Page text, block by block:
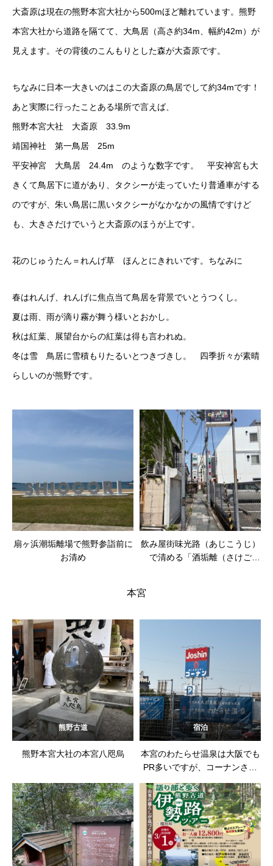
大斎原は現在の熊野本宮大社から500mほど離れています。熊野
本宮大社から道路を隔てて、大鳥居（高さ約34m、幅約42m）が
見えます。その背後のこんもりとした森が大斎原です。
ちなみに日本一大きいのはこの大斎原の鳥居でして約34mです！
あと実際に行ったことある場所で言えば、
熊野本宮大社 大斎原 33.9m
靖国神社 第一鳥居 25m
平安神宮 大鳥居 24.4m のような数字です。 平安神宮も大
きくて鳥居下に道があり、タクシーが走っていたり普通車がする
のですが、朱い鳥居に黒いタクシーがなかなかの風情ですけど
も、大きさだけでいうと大斎原のほうが上です。
花のじゅうたん＝れんげ草 ほんとにきれいです。ちなみに
春はれんげ、れんげに焦点当て鳥居を背景でいとうつくし。
夏は雨、雨が滴り霧が舞う様いとおかし。
秋は紅葉、展望台からの紅葉は得も言われぬ。
冬は雪 鳥居に雪積もりたるいとつきづきし。 四季折々が素晴
らしいのが熊野です。
扇ヶ浜潮垢離場で熊野参詣前に
お清め
飲み屋街味光路（あじこうじ）
で清める「酒垢離（さけご
本宮
熊野古道
熊野本宮大社の本宮八咫烏
宿泊
本宮のわたらせ温泉は大阪でも
PR多いですが、コーナンさん